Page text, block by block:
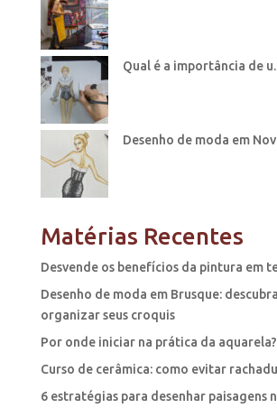
Qual é a importância de
Desenho de moda em
Matérias Recentes
Desvende os benefícios da pintura em
Desenho de moda em Brusque:
organizar seus croquis
Por onde iniciar na prática da aquarela?
Curso de cerâmica: como evitar
6 estratégias para desenhar paisagens